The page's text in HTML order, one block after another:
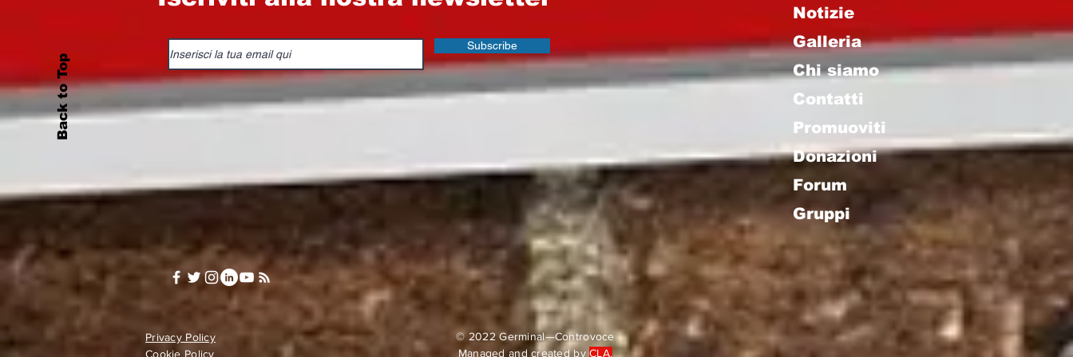
Back to Top
Subscribe
Notizie
Galleria
Chi siamo
Contatti
Promuoviti
Donazioni
Forum
Gruppi
Privacy Policy
Cookie Policy
© 2022 Germinal—Controvoce
Managed and created byCLA.